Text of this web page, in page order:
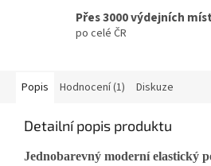
Přes 3000 výdejních míst
po celé ČR
Popis Hodnocení (1) Diskuze
Detailní popis produktu
Jednobarevný moderní elastický